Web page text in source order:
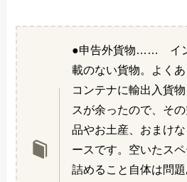
●申告外貨物…… イ
載のない貨物。よくあ
コンテナに輸出入貨
スが余ったので、そ
品やお土産、おまけ
ースです。空いたス
詰めること自体は問